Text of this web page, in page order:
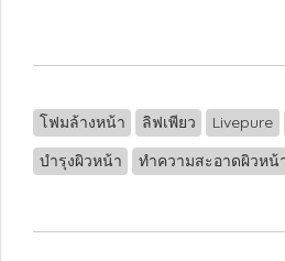
โฟมล้างหน้า ลิฟเพียว Livepure
บำรุงผิวหน้า
ทำความสะอาดผิวหน้